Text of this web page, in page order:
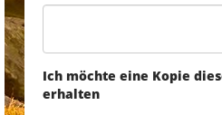
Ich möchte eine Kopie
erhalten